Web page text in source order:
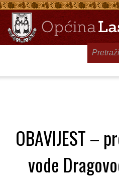
OBAVIJEST –
vode